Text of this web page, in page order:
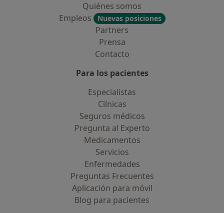
Quiénes somos
Empleos
Nuevas posiciones
Partners
Prensa
Contacto
Para los pacientes
Especialistas
Clínicas
Seguros médicos
Pregunta al Experto
Medicamentos
Servicios
Enfermedades
Preguntas Frecuentes
Aplicación para móvil
Blog para pacientes